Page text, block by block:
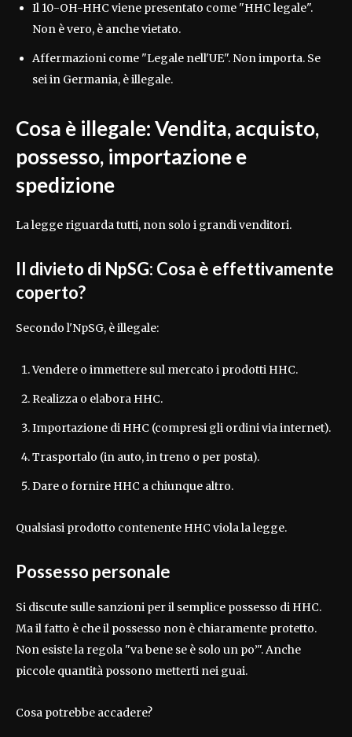
Il 10-OH-HHC viene presentato come "HHC legale".
Non è vero, è anche vietato.
Affermazioni come "Legale nell'UE". Non importa. Se
sei in Germania, è illegale.
Cosa è illegale: Vendita, acquisto,
possesso, importazione e
spedizione
La legge riguarda tutti, non solo i grandi venditori.
Il divieto di NpSG: Cosa è effettivamente
coperto?
Secondo l'NpSG, è illegale:
Vendere o immettere sul mercato i prodotti HHC.
Realizza o elabora HHC.
Importazione di HHC (compresi gli ordini via internet).
Trasportalo (in auto, in treno o per posta).
Dare o fornire HHC a chiunque altro.
Qualsiasi prodotto contenente HHC viola la legge.
Possesso personale
Si discute sulle sanzioni per il semplice possesso di HHC.
Ma il fatto è che il possesso non è chiaramente protetto.
Non esiste la regola "va bene se è solo un po’". Anche
piccole quantità possono metterti nei guai.
Cosa potrebbe accadere?